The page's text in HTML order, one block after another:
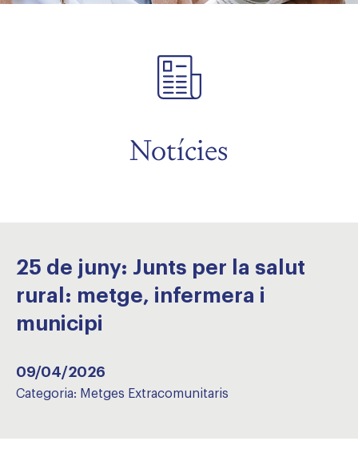
Notícies
25 de juny: Junts per la salut
rural: metge, infermera i
municipi
09/04/2026
Categoria: Metges Extracomunitaris